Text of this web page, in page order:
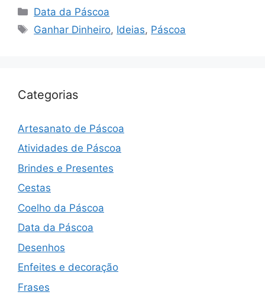
Categorias
Data da Páscoa
Tags
Ganhar Dinheiro, Ideias, Páscoa
Categorias
Artesanato de Páscoa
Atividades de Páscoa
Brindes e Presentes
Cestas
Coelho da Páscoa
Data da Páscoa
Desenhos
Enfeites e decoração
Frases